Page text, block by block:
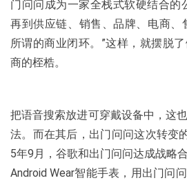
门问问成为一家全栈式软硬结合的
再到供应链、销售、品牌、电商
所谓的商业闭环。”这样，就摆脱
商的桎梏。
把语音搜索放进可穿戴设备中，这
法。而在其后，出门问问这次转变
5年9月，谷歌和出门问问达成战略
Android Wear智能手表，用出门问